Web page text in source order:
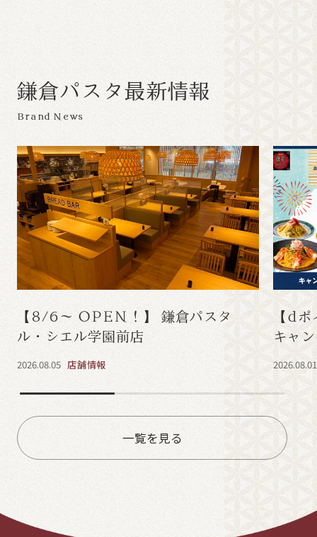
鎌倉パ ス タ最新情報
Brand News
【8/6～ OPEN！】 鎌倉パスタ
ル・シエル学園前店
2026.08.05 店舗情報
【d
キャ
2026.08.01
一覧を見る